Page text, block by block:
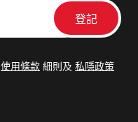
使用條款 細則及 私隱政策